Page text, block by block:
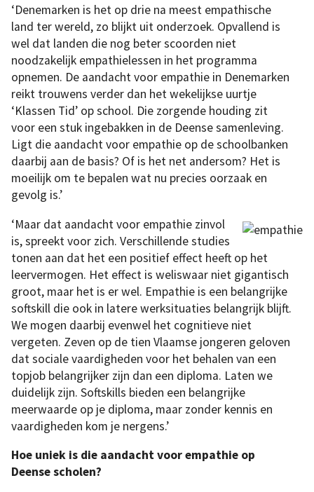
‘Denemarken is het op drie na meest empathische
land ter wereld, zo blijkt uit onderzoek. Opvallend is
wel dat landen die nog beter scoorden niet
noodzakelijk empathielessen in het programma
opnemen. De aandacht voor empathie in Denemarken
reikt trouwens verder dan het wekelijkse uurtje
‘Klassen Tid’ op school. Die zorgende houding zit
voor een stuk ingebakken in de Deense samenleving.
Ligt die aandacht voor empathie op de schoolbanken
daarbij aan de basis? Of is het net andersom? Het is
moeilijk om te bepalen wat nu precies oorzaak en
gevolg is.’
‘Maar dat aandacht voor empathie zinvol
is, spreekt voor zich. Verschillende studies
tonen aan dat het een positief effect heeft op het
leervermogen. Het effect is weliswaar niet gigantisch
groot, maar het is er wel. Empathie is een belangrijke
softskill die ook in latere werksituaties belangrijk blijft.
We mogen daarbij evenwel het cognitieve niet
vergeten. Zeven op de tien Vlaamse jongeren geloven
dat sociale vaardigheden voor het behalen van een
topjob belangrijker zijn dan een diploma. Laten we
duidelijk zijn. Softskills bieden een belangrijke
meerwaarde op je diploma, maar zonder kennis en
vaardigheden kom je nergens.’
Hoe uniek is die aandacht voor empathie op
Deense scholen?